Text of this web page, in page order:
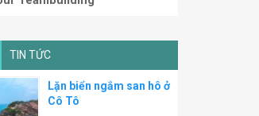
TIN TỨC
Lặn biển ngắm san hô ở
Cô Tô